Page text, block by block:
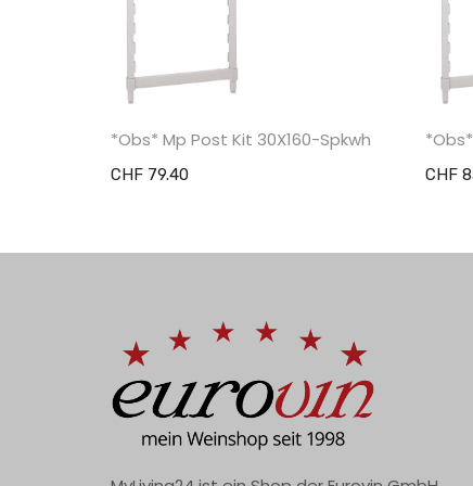
*Obs* Mp Post Kit 30X160-Spkwh
CHF 79.40 CHF